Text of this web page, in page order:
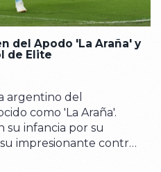
del Apodo 'La Araña' y
de Elite
argentino del
como 'La Araña'.
su infancia por su
impresionante control
goles con un gesto de